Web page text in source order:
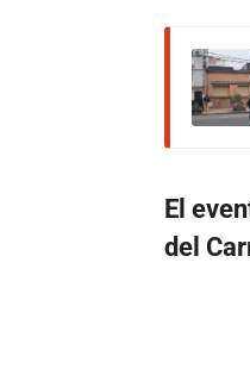
El
del